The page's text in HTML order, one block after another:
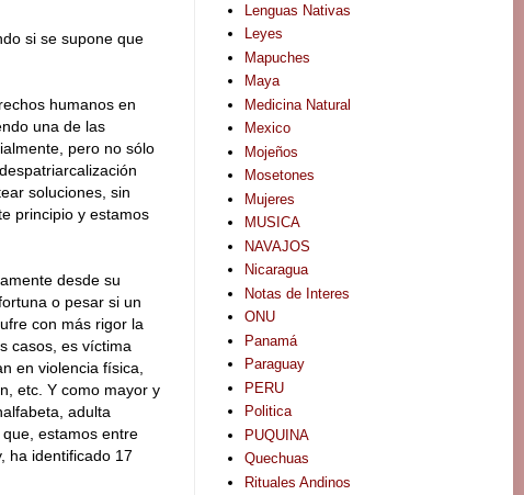
si se supone que
humanos en
una de las
pero no sólo
soluciones, sin
principio y estamos
desde su
o pesar si un
con más rigor la
casos, es víctima
en violencia física,
etc. Y como mayor y
adulta
estamos entre
ha identificado 17
Lenguas Nativas
Leyes
Mapuches
Maya
Medicina Natural
Mexico
Mojeños
Mosetones
Mujeres
MUSICA
NAVAJOS
Nicaragua
Notas de Interes
ONU
Panamá
Paraguay
PERU
Politica
PUQUINA
Quechuas
Rituales Andinos